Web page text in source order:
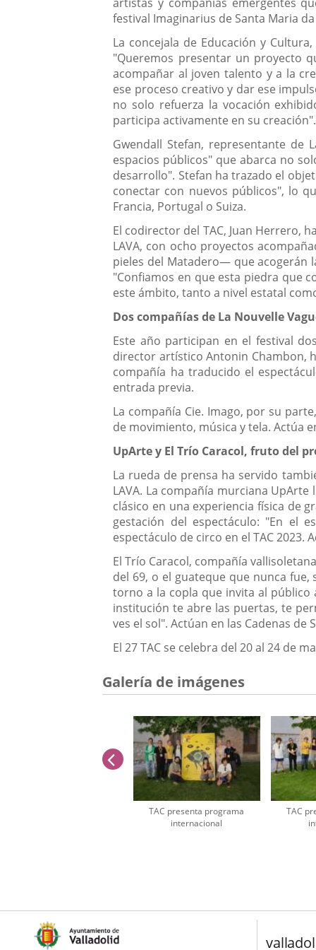
festival Imaginarius de Santa Maria
La concejala de Educación y
"Queremos presentar un proyecto
acompañar al joven talento y a la
ese proceso creativo y dar ese
no solo refuerza la vocación
participa activamente en su creación".
Gwendall Stefan, representante de
espacios públicos" que abarca no
desarrollo". Stefan ha trazado el
conectar con nuevos públicos", lo
Francia, Portugal o Suiza.
El codirector del TAC, Juan Herrero,
LAVA, con ocho proyectos
pieles del Matadero— que acogerán
"Confiamos en que esta piedra que
este ámbito, tanto a nivel estatal
Dos compañías de La Nouvelle
Este año participan en el festival
director artístico Antonin Chambon,
compañía ha traducido el
entrada previa.
La compañía Cie. Imago, por su
de movimiento, música y tela. Actúa
UpArte y El Trío Caracol, fruto del
La rueda de prensa ha servido
LAVA. La compañía murciana
clásico en una experiencia física de
gestación del espectáculo: "En el
espectáculo de circo en el TAC 2023.
El Trío Caracol, compañía
del 69, o el guateque que nunca
torno a la copla que invita al público
institución te abre las puertas, te
ves el sol". Actúan en las Cadenas de
El 27 TAC se celebra del 20 al 24 de
Galería de imágenes
TAC presenta programa
internacional
TAC
anterior